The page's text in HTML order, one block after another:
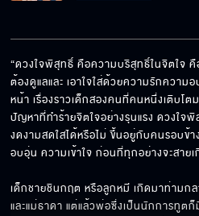
“ดวงใจพิสุทธิ์ คือความบริสุทธิ์ในจิตใจ
ต้องดูแลและ เอาใจใส่ด้วยความรักความ
หน้า เรื่องราวเด็กสองคนที่คนหนึ่งเติบโ
ปัญหาที่ทำร้ายจิตใจอย่างรุนแรง ดวงใจ
งดงามสดใสได้หรือไม่ ขึ้นอยู่กับคนรอบข้
อบอุ่น ความเข้าใจ ก่อนที่ทุกอย่างจะสายเ
เด็กชายชินกฤต หรือลูกหมี เกิดมาท่ามก
และแม่ธาดา แต่แล้วพ่อซึ่งเป็นนักการทูตก็